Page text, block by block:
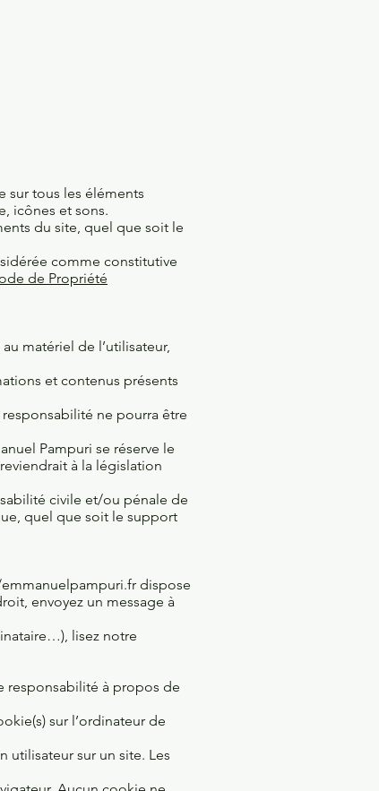
sur tous les éléments
icônes et sons.
du site, quel que soit le
comme constitutive
de Propriété
matériel de l’utilisateur,
et contenus présents
ne pourra être
Pampuri se réserve le
à la législation
civile et/ou pénale de
quel que soit le support
dispose
envoyez un message à
lisez notre
responsabilité à propos de
sur l’ordinateur de
utilisateur sur un site. Les